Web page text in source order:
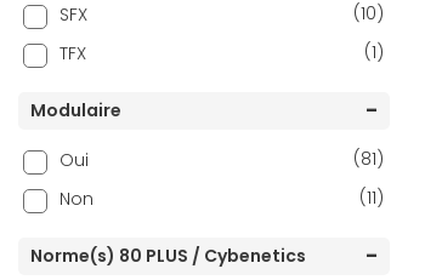
SFX
(10)
TFX
(1)
Modulaire
Oui
(81)
Non
(11)
Norme(s) 80 PLUS / Cybenetics